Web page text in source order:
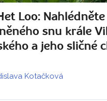
Loo:
snu krále
a jeho sličné
Kotačková